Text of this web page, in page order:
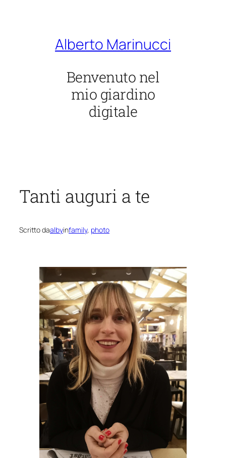
Alberto Marinucci
Benvenuto nel
mio giardino
digitale
Tanti auguri a te
Scritto daalbyinfamily, photo